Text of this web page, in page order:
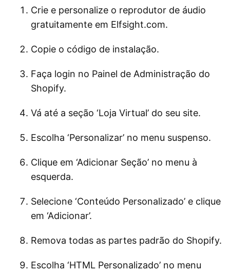
Crie e personalize o reprodutor de áudio
gratuitamente em Elfsight.com.
Copie o código de instalação.
Faça login no Painel de Administração do
Shopify.
Vá até a seção ‘Loja Virtual’ do seu site.
Escolha ‘Personalizar’ no menu suspenso.
Clique em ‘Adicionar Seção’ no menu à
esquerda.
Selecione ‘Conteúdo Personalizado’ e clique
em ‘Adicionar’.
Remova todas as partes padrão do Shopify.
Escolha ‘HTML Personalizado’ no menu